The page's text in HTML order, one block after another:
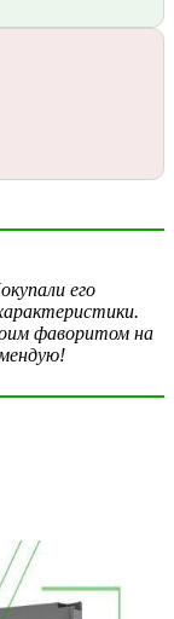
его
фаворитом на